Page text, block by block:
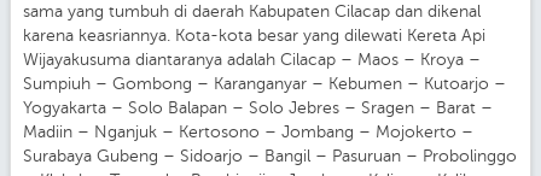
sama yang tumbuh di daerah Kabupaten Cilacap dan dikenal
karena keasriannya. Kota-kota besar yang dilewati Kereta Api
Wijayakusuma diantaranya adalah Cilacap – Maos – Kroya –
Sumpiuh – Gombong – Karanganyar – Kebumen – Kutoarjo –
Yogyakarta – Solo Balapan – Solo Jebres – Sragen – Barat –
Madiin – Nganjuk – Kertosono – Jombang – Mojokerto –
Surabaya Gubeng – Sidoarjo – Bangil – Pasuruan – Probolinggo